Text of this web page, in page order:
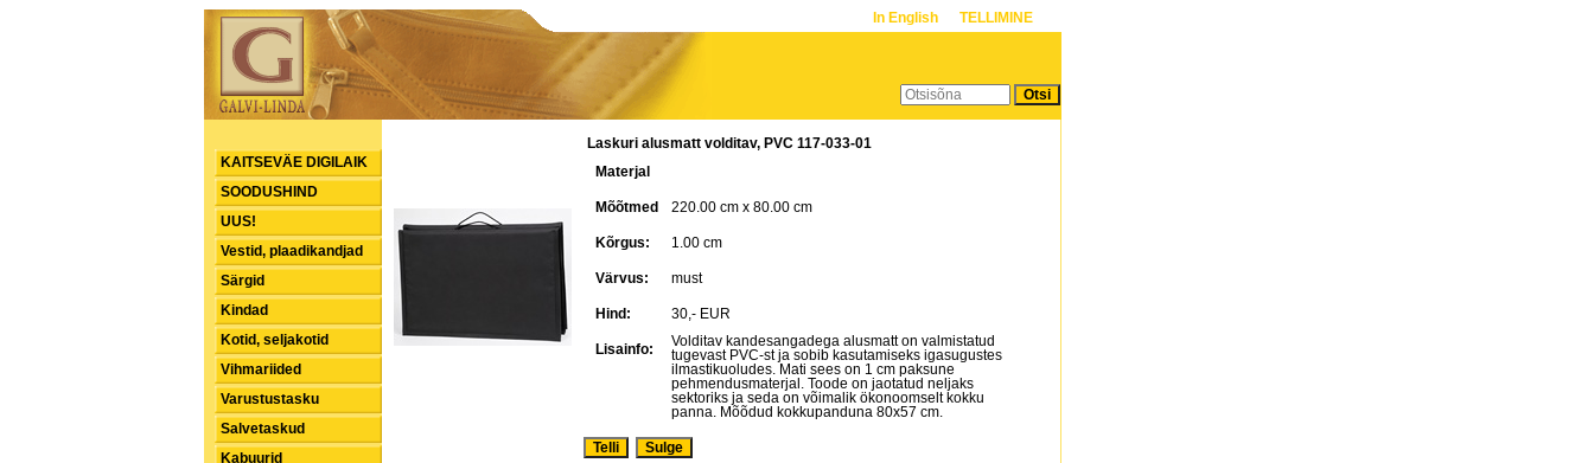
In English TELLIMINE
KAITSEVÄE DIGILAIK
SOODUSHIND
UUS!
Vestid, plaadikandjad
Särgid
Kindad
Kotid, seljakotid
Vihmariided
Varustustasku
Salvetaskud
Kabuurid
Laskuri alusmatt volditav, PVC 117-033-01
Materjal
Mõõtmed 220.00 cm x 80.00 cm
Kõrgus: 1.00 cm
Värvus: must
Hind: 30,- EUR
Lisainfo:
Volditav kandesangadega alusmatt on valmistatud
tugevast PVC-st ja sobib kasutamiseks igasugustes
ilmastikuoludes. Mati sees on 1 cm paksune
pehmendusmaterjal. Toode on jaotatud neljaks
sektoriks ja seda on võimalik ökonoomselt kokku
panna. Mõõdud kokkupanduna 80x57 cm.